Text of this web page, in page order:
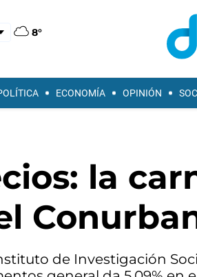
8°
ECONOMÍA OPINIÓN
la
de Investigación